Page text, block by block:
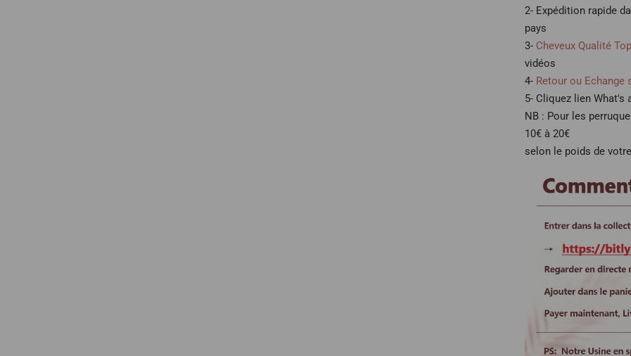
2- Expédition rapide
pays
3- Cheveux Qualité Top
vidéos
4- Retour ou
5- Cliquez lien What's
NB : Pour les
10€ à 20€
selon le poids de